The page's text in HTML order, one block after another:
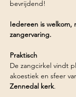
bevrijdend!
Iedereen is welkom,
zangervaring.
Praktisch
De zangcirkel vindt
akoestiek en sfeer
Zennedal kerk.